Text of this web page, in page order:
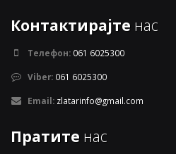
Контактирајте нас
Телефон: 061 6025300
Viber: 061 6025300
Email: zlatarinfo@gmail.com
Пратите нас